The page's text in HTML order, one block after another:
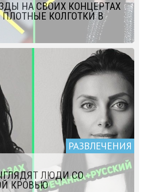
НА СВОИХ КОНЦЕРТАХ
КОЛГОТКИ В
РАЗВЛЕЧЕНИЯ
ЛЮДИ СО
КРОВЬЮ